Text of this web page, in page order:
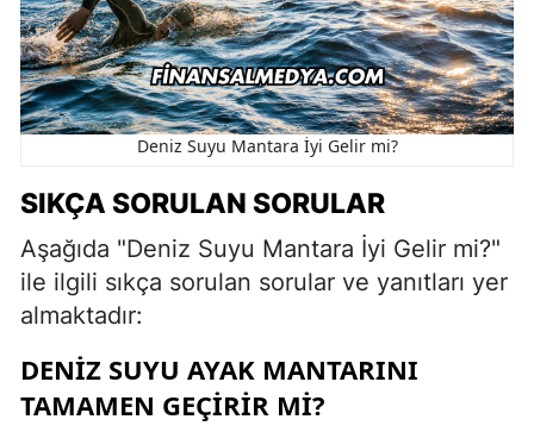
Deniz Suyu Mantara İyi Gelir mi?
SIKÇA SORULAN SORULAR
Aşağıda "Deniz Suyu Mantara İyi Gelir mi?"
ile ilgili sıkça sorulan sorular ve yanıtları yer
almaktadır:
DENIZ SUYU AYAK MANTARINI
TAMAMEN GEÇIRIR MI?